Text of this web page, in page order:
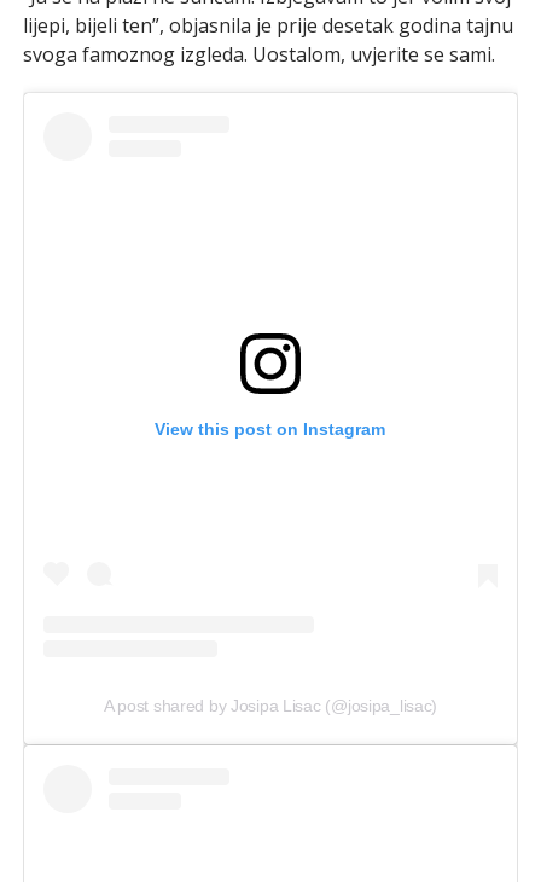
lijepi, bijeli ten”, objasnila je prije desetak godina tajnu
svoga famoznog izgleda. Uostalom, uvjerite se sami.
View this post on Instagram
A post shared by Josipa Lisac (@josipa_lisac)